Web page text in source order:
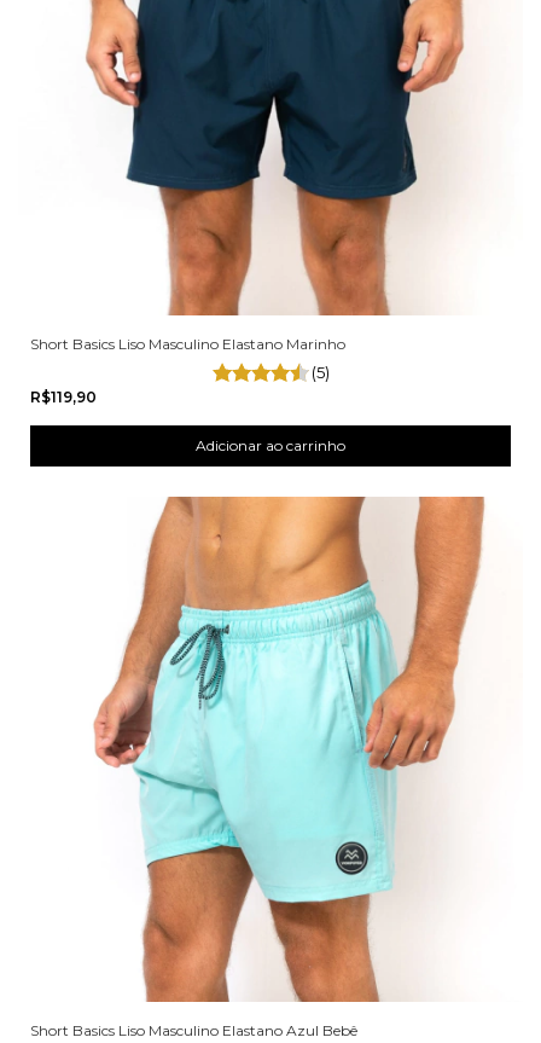
Short Basics Liso Masculino Elastano Marinho
(5)
R$119,90
Short Basics Liso Masculino Elastano Azul Bebê